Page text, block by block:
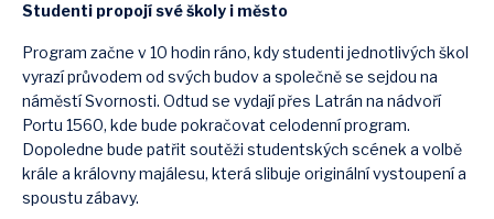
Studenti propojí své školy i město
Program začne v 10 hodin ráno, kdy studenti jednotlivých škol
vyrazí průvodem od svých budov a společně se sejdou na
náměstí Svornosti. Odtud se vydají přes Latrán na nádvoří
Portu 1560, kde bude pokračovat celodenní program.
Dopoledne bude patřit soutěži studentských scének a volbě
krále a královny majálesu, která slibuje originální vystoupení a
spoustu zábavy.